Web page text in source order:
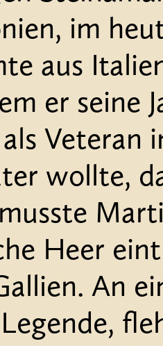
im
aus
er seine
Veteran
wollte,
Heer
An